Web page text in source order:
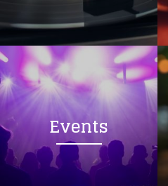
Events